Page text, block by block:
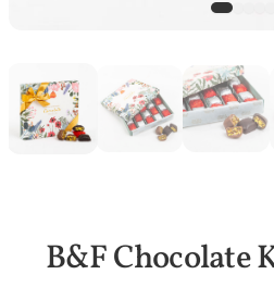
B&F Chocolate